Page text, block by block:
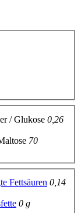
/ Glukose 0,26
70
Fettsäuren 0,14
0 g